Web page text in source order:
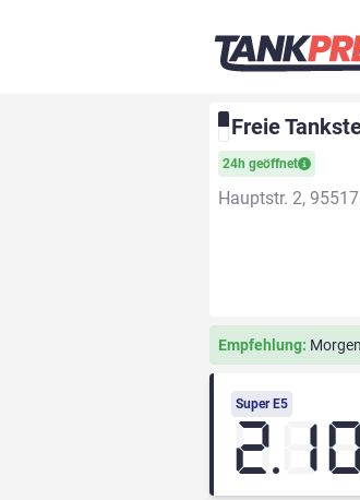
Freie
24h geöffnet
Hauptstr. 2,
Empfehlung:
Super E5